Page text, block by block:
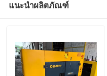
แนะนำผลิตภัณฑ์